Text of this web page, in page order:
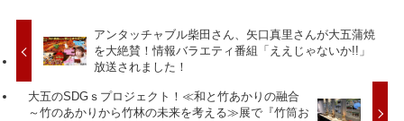
アンタッチャブル柴田さん、矢口真里さんが大五蒲焼
を大絶賛！情報バラエティ番組「ええじゃないか!!」
放送されました！
大五のSDGｓプロジェクト！≪和と竹あかりの融合
～竹のあかりから竹林の未来を考える≫展で『竹筒お